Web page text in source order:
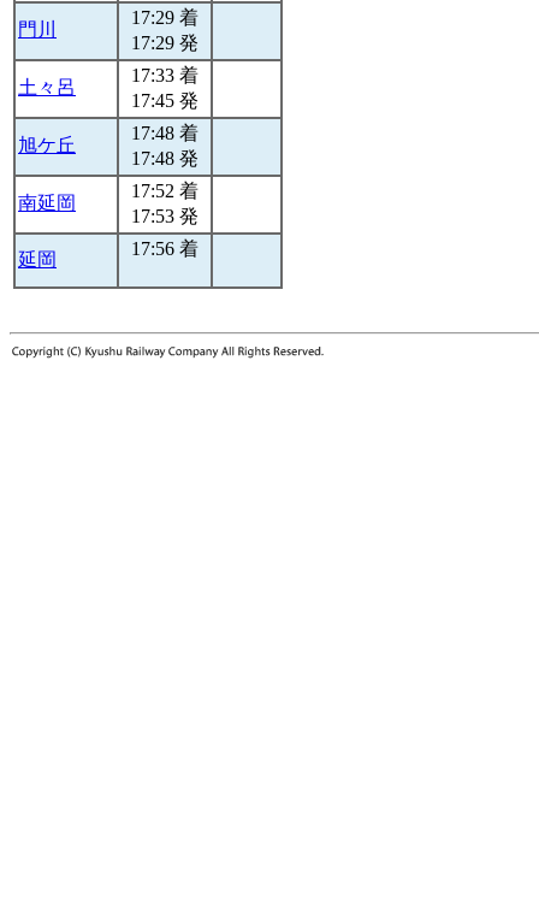
門川
17:29 着
17:29 発
土々呂
17:33 着
17:45 発
旭ケ丘
17:48 着
17:48 発
南延岡
17:52 着
17:53 発
延岡
17:56 着